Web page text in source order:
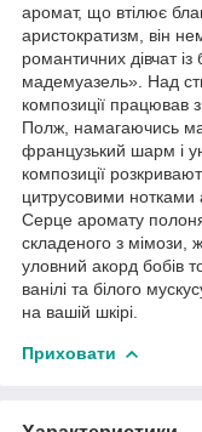
аромат, що втілює
аристократизм, він
романтичних дівчат
мадемуазель». Над
композиції
Полж, намагаючись
французький шарм і
композиції
цитрусовими
Серце аромату
складеного з мімози,
уловний акорд бобів
ванілі та білого
на вашій шкірі.
Приховати